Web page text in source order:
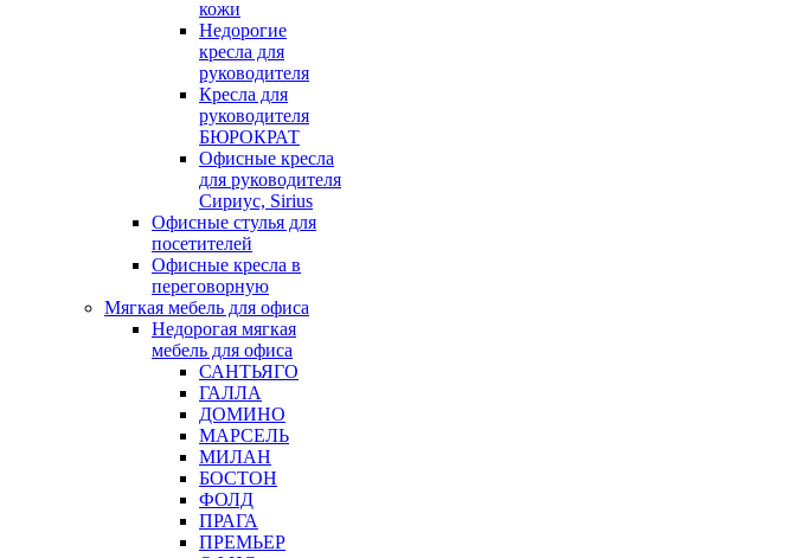
кожи
Недорогие
кресла для
руководителя
Кресла для
руководителя
БЮРОКРАТ
Офисные кресла
для руководителя
Сириус, Sirius
Офисные стулья для
посетителей
Офисные кресла в
переговорную
Мягкая мебель для офиса
Недорогая мягкая
мебель для офиса
САНТЬЯГО
ГАЛЛА
ДОМИНО
МАРСЕЛЬ
МИЛАН
БОСТОН
ФОЛД
ПРАГА
ПРЕМЬЕР